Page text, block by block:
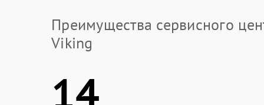
Преимущества сервисного
Viking
14